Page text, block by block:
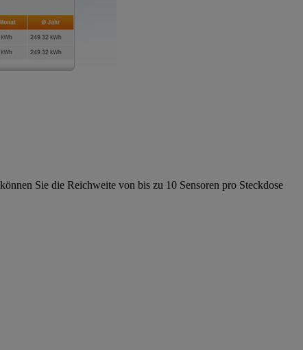
Sie die Reichweite von bis zu 10 Sensoren pro Steckdose